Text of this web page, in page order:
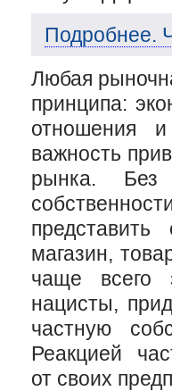
Подробнее.
Любая
принципа:
отношения и
важность
рынка. Без
представить
магазин,
чаще всего
нацисты,
частную
Реакцией
от своих